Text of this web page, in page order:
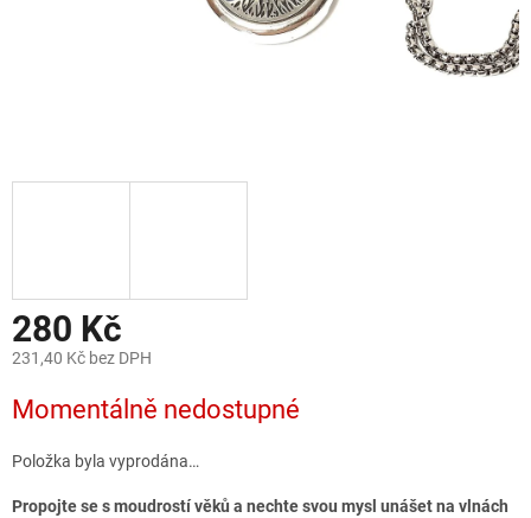
280 Kč
231,40 Kč bez DPH
cena:
Momentálně nedostupné
Položka byla vyprodána…
Propojte se s moudrostí věků a nechte svou mysl unášet na vlnách